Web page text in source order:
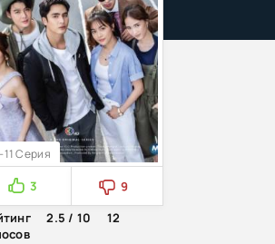
11 Серия
3
9
2.5 / 10
12